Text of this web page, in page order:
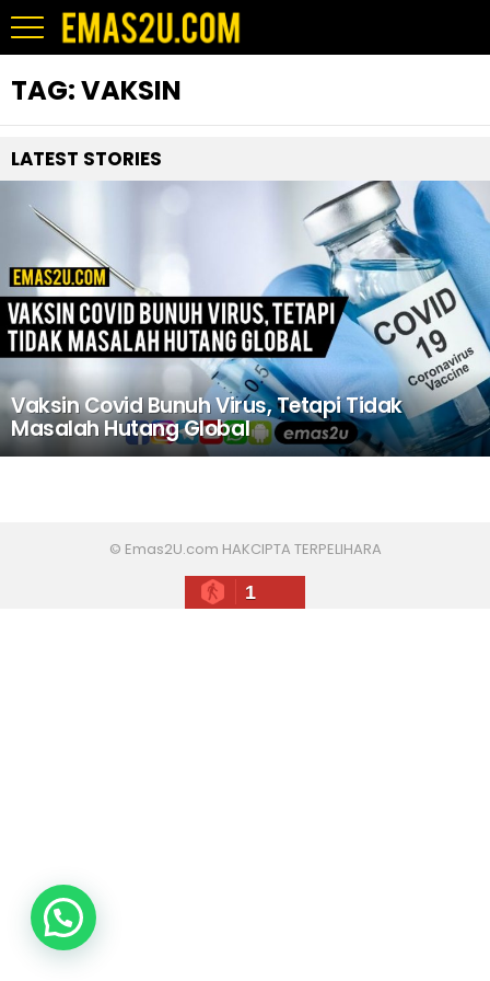
TAG:VAKSIN
LATEST STORIES
Vaksin Covid Bunuh Virus, Tetapi Tidak
Masalah Hutang Global
© Emas2U.com HAKCIPTA TERPELIHARA
1